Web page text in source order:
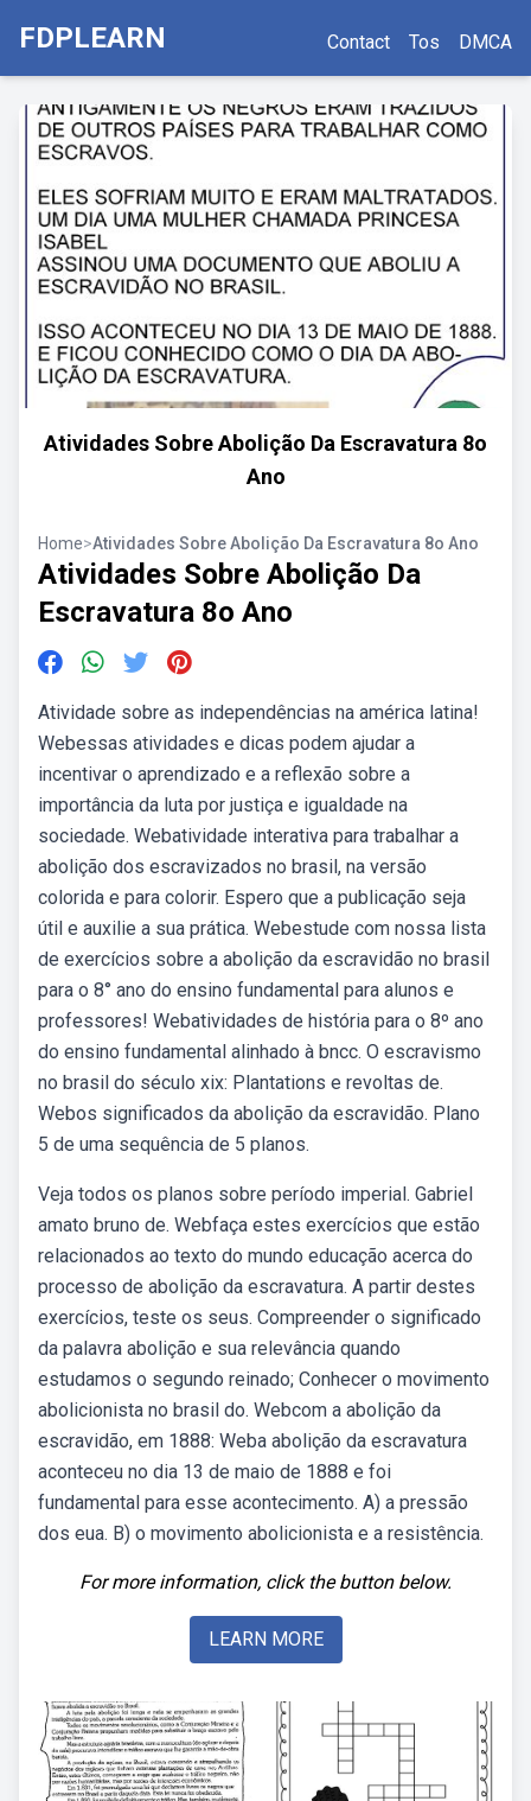
FDPLEARN Contact Tos DMCA
Atividades Sobre Abolição Da Escravatura 8o
Ano
Home>Atividades Sobre Abolição Da Escravatura 8o Ano
Atividades Sobre Abolição Da
Escravatura 8o Ano
Atividade sobre as independências na américa latina!
Webessas atividades e dicas podem ajudar a
incentivar o aprendizado e a reflexão sobre a
importância da luta por justiça e igualdade na
sociedade. Webatividade interativa para trabalhar a
abolição dos escravizados no brasil, na versão
colorida e para colorir. Espero que a publicação seja
útil e auxilie a sua prática. Webestude com nossa lista
de exercícios sobre a abolição da escravidão no brasil
para o 8° ano do ensino fundamental para alunos e
professores! Webatividades de história para o 8º ano
do ensino fundamental alinhado à bncc. O escravismo
no brasil do século xix: Plantations e revoltas de.
Webos significados da abolição da escravidão. Plano
5 de uma sequência de 5 planos.
Veja todos os planos sobre período imperial. Gabriel
amato bruno de. Webfaça estes exercícios que estão
relacionados ao texto do mundo educação acerca do
processo de abolição da escravatura. A partir destes
exercícios, teste os seus. Compreender o significado
da palavra abolição e sua relevância quando
estudamos o segundo reinado; Conhecer o movimento
abolicionista no brasil do. Webcom a abolição da
escravidão, em 1888: Weba abolição da escravatura
aconteceu no dia 13 de maio de 1888 e foi
fundamental para esse acontecimento. A) a pressão
dos eua. B) o movimento abolicionista e a resistência.
For more information, click the button below.
LEARN MORE